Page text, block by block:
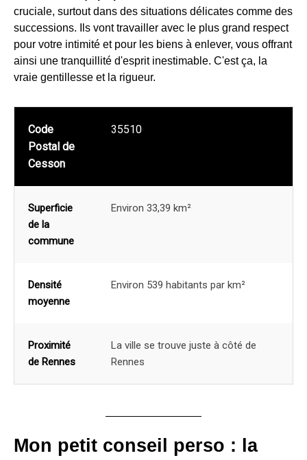
cruciale, surtout dans des situations délicates comme des
successions. Ils vont travailler avec le plus grand respect
pour votre intimité et pour les biens à enlever, vous offrant
ainsi une tranquillité d'esprit inestimable. C'est ça, la
vraie gentillesse et la rigueur.
Code
Postal de
Cesson
35510
Superficie
de la
commune
Environ 33,39 km²
Densité
moyenne
Environ 539 habitants par km²
Proximité
de Rennes
La ville se trouve juste à côté de
Rennes
Mon petit conseil perso : la